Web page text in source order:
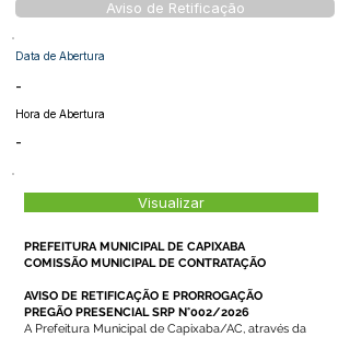
Aviso de Retificação
Data de Abertura
-
Hora de Abertura
-
Visualizar
PREFEITURA MUNICIPAL DE CAPIXABA
COMISSÃO MUNICIPAL DE CONTRATAÇÃO
AVISO DE RETIFICAÇÃO E PRORROGAÇÃO
PREGÃO PRESENCIAL SRP N°002/2026
A Prefeitura Municipal de Capixaba/AC, através da